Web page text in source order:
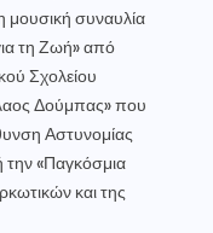
μουσική συναυλία
τη Ζωή» από
Σχολείου
Δούμπας» που
Αστυνομίας
«Παγκόσμια
και της